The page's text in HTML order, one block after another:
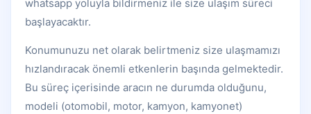
whatsapp yoluyla bildirmeniz ile size ulaşım süreci
başlayacaktır.
Konumunuzu net olarak belirtmeniz size ulaşmamızı
hızlandıracak önemli etkenlerin başında gelmektedir.
Bu süreç içerisinde aracın ne durumda olduğunu,
modeli (otomobil, motor, kamyon, kamyonet)